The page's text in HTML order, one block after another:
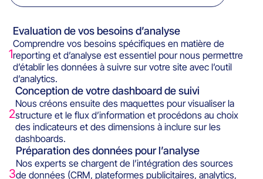
1
Evaluation de vos besoins d’analyse
Comprendre vos besoins spécifiques en matière de
reporting et d’analyse est essentiel pour nous permettre
d’établir les données à suivre sur votre site avec l’outil
d’analytics.
2
Conception de votre dashboard de suivi
Nous créons ensuite des maquettes pour visualiser la
structure et le flux d’information et procédons au choix
des indicateurs et des dimensions à inclure sur les
dashboards.
3
Préparation des données pour l’analyse
Nos experts se chargent de l’intégration des sources
de données (CRM, plateformes publicitaires, analytics,